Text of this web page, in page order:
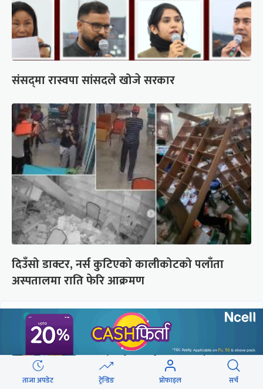
संसद्‍मा रास्वपा सांसदले खोजे सरकार
दिउँसो डाक्टर, नर्स कुटिएको कालीकोटको पलाँता
अस्पतालमा राति फेरि आक्रमण
छुटाउनुभयो कि ?
संसद्लाई टेर्दैनन् प्रधानमन्त्री, लाचार
छन् सभामुख
ताजा अपडेट ट्रेन्डिङ प्रोफाइल सर्च